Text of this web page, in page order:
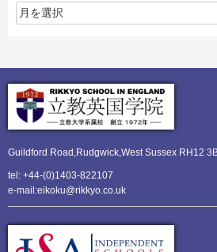
Guildford Road,Rudgwick,West Sussex RH12
tel: +44-(0)1403-822107
e-mail:eikoku@rikkyo.co.uk